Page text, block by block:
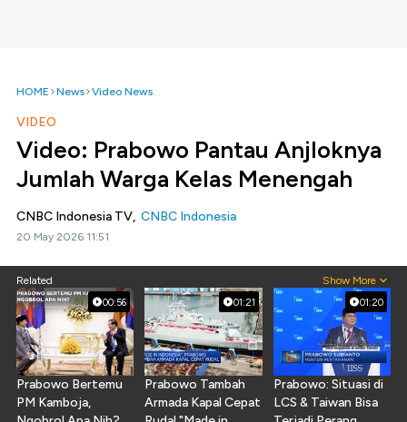
HOME News Video News
VIDEO
Video: Prabowo Pantau Anjloknya
Jumlah Warga Kelas Menengah
CNBC Indonesia TV, CNBC Indonesia
20 May 2026 11:51
Related Show More
00:56
Prabowo Bertemu
PM Kamboja,
01:21
Prabowo Tambah
Armada Kapal Cepat
01:20
Prabowo: Situasi di
LCS & Taiwan Bisa